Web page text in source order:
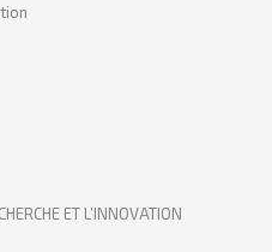
ET L’INNOVATION